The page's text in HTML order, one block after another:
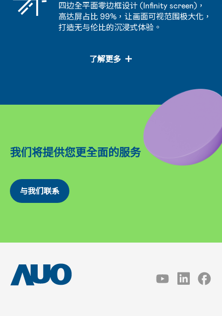
四边全平面零边框设计 (Infinity screen)，
高达屏占比 99%，让画面可视范围极大化，
打造无与伦比的沉浸式体验。
了解更多
我们将提供您更全面的服务
与我们联系